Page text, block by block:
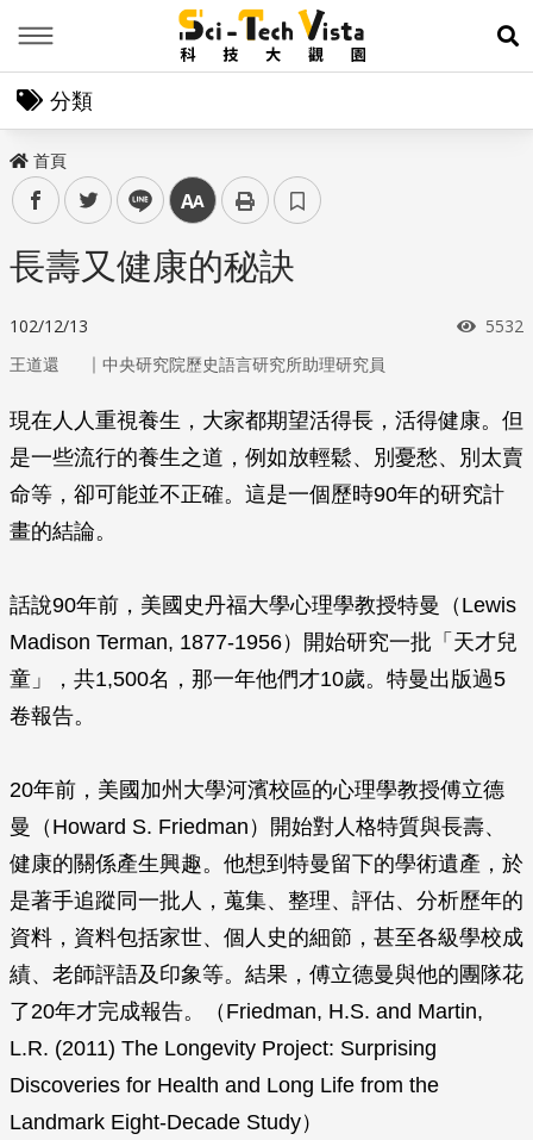
展
分類
首頁
facebooktwitter line 中
長壽又健康的秘訣
102/12/13 瀏覽
5532
王道還 ｜ 中央研究院歷史語言研究所助理研究員
現在人人重視養生，大家都期望活得長，活得健康。但
是一些流行的養生之道，例如放輕鬆、別憂愁、別太賣
命等，卻可能並不正確。這是一個歷時90年的研究計
畫的結論。
話說90年前，美國史丹福大學心理學教授特曼（Lewis
Madison Terman, 1877-1956）開始研究一批「天才兒
童」，共1,500名，那一年他們才10歲。特曼出版過5
卷報告。
20年前，美國加州大學河濱校區的心理學教授傅立德
曼（Howard S. Friedman）開始對人格特質與長壽、
健康的關係產生興趣。他想到特曼留下的學術遺產，於
是著手追蹤同一批人，蒐集、整理、評估、分析歷年的
資料，資料包括家世、個人史的細節，甚至各級學校成
績、老師評語及印象等。結果，傅立德曼與他的團隊花
了20年才完成報告。（Friedman, H.S. and Martin,
L.R. (2011) The Longevity Project: Surprising
Discoveries for Health and Long Life from the
Landmark Eight-Decade Study）